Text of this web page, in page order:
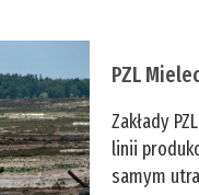
PZL
Zakłady
linii
samym